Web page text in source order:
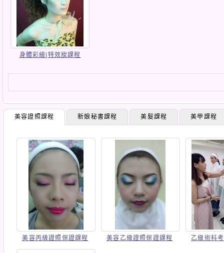
身體彩繪|特效妝課程
美容證照課程 新娘秘書課程 美髮課程 美甲課程
美容丙級證照保證課程 美容乙級證照保證課程 乙級術科